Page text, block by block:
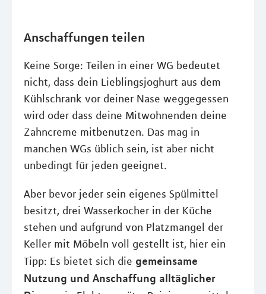
Anschaffungen teilen
Keine Sorge: Teilen in einer WG bedeutet
nicht, dass dein Lieblingsjoghurt aus dem
Kühlschrank vor deiner Nase weggegessen
wird oder dass deine Mitwohnenden deine
Zahncreme mitbenutzen. Das mag in
manchen WGs üblich sein, ist aber nicht
unbedingt für jeden geeignet.
Aber bevor jeder sein eigenes Spülmittel
besitzt, drei Wasserkocher in der Küche
stehen und aufgrund von Platzmangel der
Keller mit Möbeln voll gestellt ist, hier ein
Tipp: Es bietet sich die gemeinsame
Nutzung und Anschaffung alltäglicher